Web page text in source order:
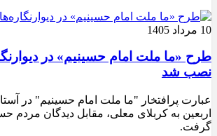
10 مرداد 1405
طرح «ما ملت امام حسینیم» در
نصب شد
عبارت پرافتخار "ما ملت امام حسینیم" در
اربعین به کربلای معلی، مقابل دیدگان مردم
گرفت.